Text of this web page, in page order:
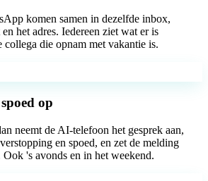
komen samen in dezelfde inbox,
het adres. Iedereen ziet wat er is
collega die opnam met vakantie is.
op
neemt de AI-telefoon het gesprek aan,
en spoed, en zet de melding
's avonds en in het weekend.